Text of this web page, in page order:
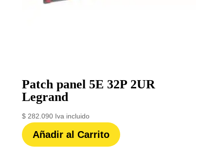
Patch panel 5E 32P 2UR
Legrand
$282.090 Iva incluido
Añadir al Carrito